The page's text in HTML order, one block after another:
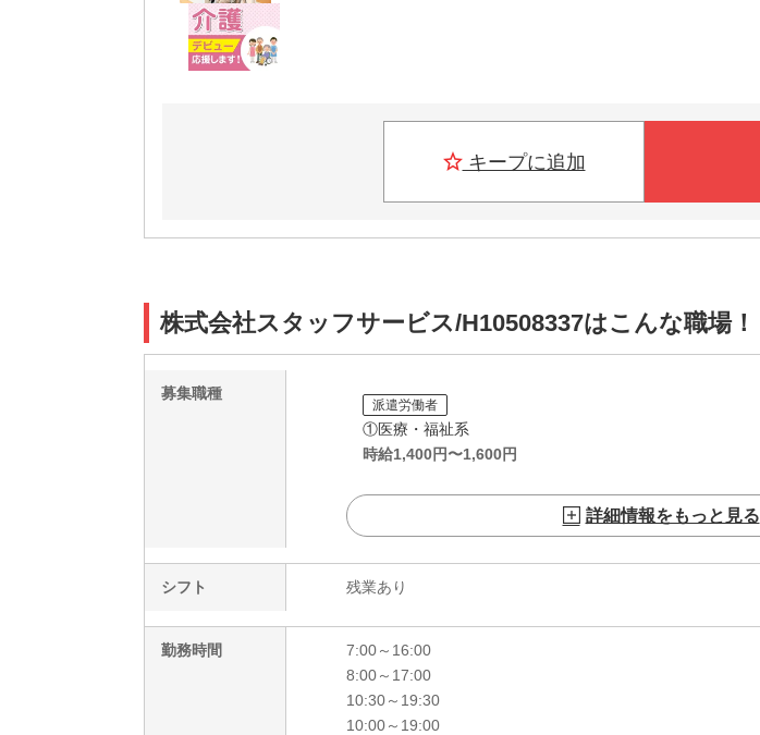
キープに追加
株式会社スタッフサービス/H10508337はこんな職場！
募集職種
派遣労働者
①医療・福祉系
時給1,400円〜1,600円
詳細情報をもっと見る
シフト 残業あり
勤務時間
7:00～16:00
8:00～17:00
10:30～19:30
10:00～19:00